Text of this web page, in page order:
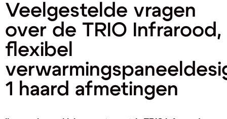
Veelgestelde vragen
over de TRIO Infrarood,
flexibel
1 haard afmetingen